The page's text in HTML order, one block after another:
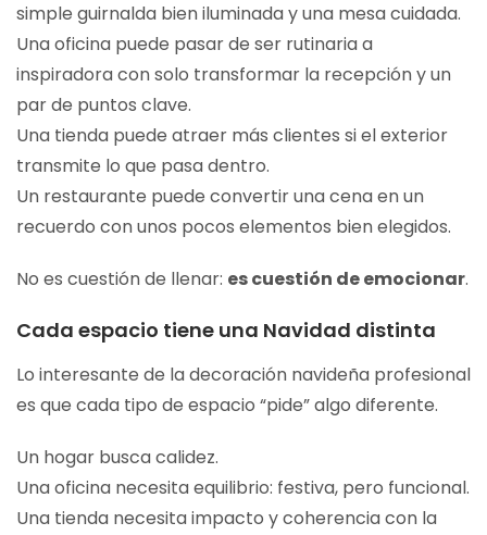
simple guirnalda bien iluminada y una mesa cuidada.
Una oficina puede pasar de ser rutinaria a
inspiradora con solo transformar la recepción y un
par de puntos clave.
Una tienda puede atraer más clientes si el exterior
transmite lo que pasa dentro.
Un restaurante puede convertir una cena en un
recuerdo con unos pocos elementos bien elegidos.
No es cuestión de llenar: es cuestión de emocionar.
Cada espacio tiene una Navidad distinta
Lo interesante de la decoración navideña profesional
es que cada tipo de espacio “pide” algo diferente.
Un hogar busca calidez.
Una oficina necesita equilibrio: festiva, pero funcional.
Una tienda necesita impacto y coherencia con la